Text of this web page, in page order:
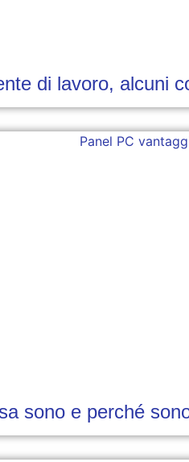
di lavoro, alcuni
sono e perché